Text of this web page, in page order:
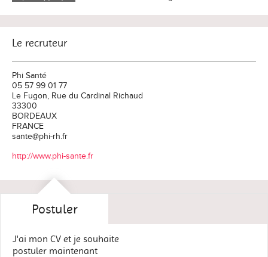
Le recruteur
Phi Santé
05 57 99 01 77
Le Fugon, Rue du Cardinal Richaud
33300
BORDEAUX
FRANCE
sante@phi-rh.fr
http://www.phi-sante.fr
Postuler
J'ai mon CV et je souhaite
postuler maintenant